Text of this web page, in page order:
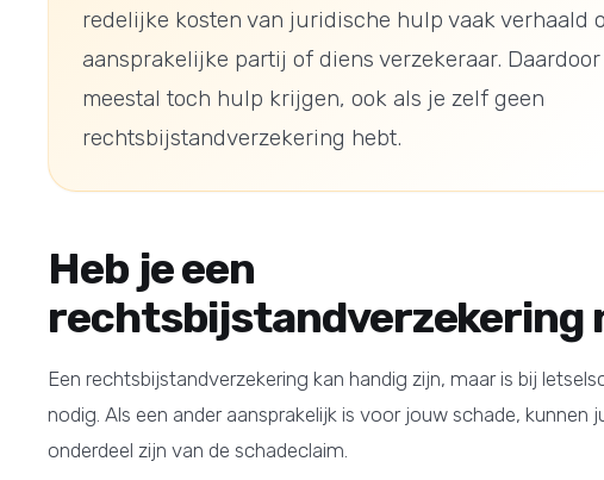
redelijke kosten van juridische hulp vaak verhaald
aansprakelijke partij of diens verzekeraar.
meestal toch hulp krijgen, ook als je zelf geen
rechtsbijstandverzekering hebt.
Heb je een
rechtsbijstandverzekering
Een rechtsbijstandverzekering kan handig zijn, maar is bij
nodig. Als een ander aansprakelijk is voor jouw schade, kunnen
onderdeel zijn van de schadeclaim.